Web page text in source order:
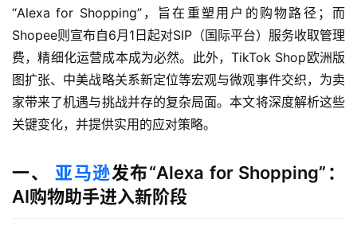
“Alexa for Shopping”，旨在重塑用户的购物路径；而
Shopee则宣布自6月1日起对SIP（国际平台）服务收取管理
费，精细化运营成本成为必然。此外，TikTok Shop欧洲版
图扩张、中美战略关系新定位等宏观与微观事件交织，为卖
家带来了机遇与挑战并存的复杂局面。本文将深度解析这些
关键变化，并提供实用的应对策略。
一、 亚马逊发布“Alexa for Shopping”：
AI购物助手进入新阶段